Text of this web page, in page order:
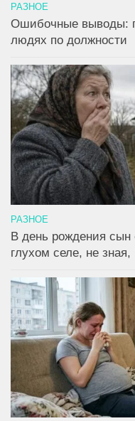
РАЗНОЕ
Ошибочные выводы:
людях по должности
РАЗНОЕ
В день рождения сын
глухом селе, не